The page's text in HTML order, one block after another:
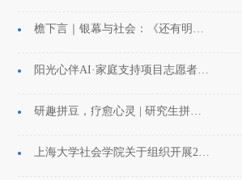
檐下言｜银幕与社会：《还有明天》观影会顺利举办
阳光心伴AI·家庭支持项目志愿者招募首次面试会顺利举行
研趣拼豆，疗愈心灵 | 研究生拼豆DIY心理沙龙圆满举办
上海大学社会学院关于组织开展2026年寒假社会实践活动的通知